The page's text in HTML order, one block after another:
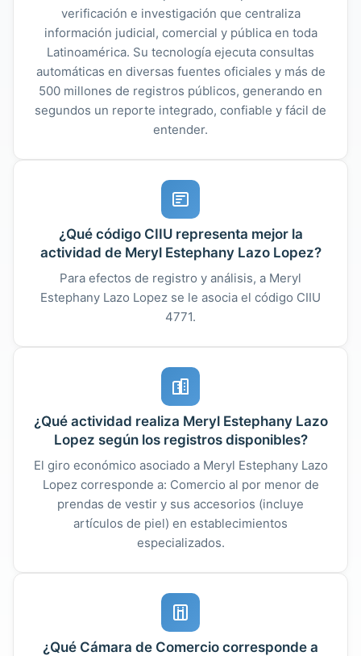
verificación e investigación que centraliza
información judicial, comercial y pública en toda
Latinoamérica. Su tecnología ejecuta consultas
automáticas en diversas fuentes oficiales y más de
500 millones de registros públicos, generando en
segundos un reporte integrado, confiable y fácil de
entender.
¿Qué código CIIU representa mejor la
actividad de Meryl Estephany Lazo Lopez?
Para efectos de registro y análisis, a Meryl
Estephany Lazo Lopez se le asocia el código CIIU
4771.
¿Qué actividad realiza Meryl Estephany Lazo
Lopez según los registros disponibles?
El giro económico asociado a Meryl Estephany Lazo
Lopez corresponde a: Comercio al por menor de
prendas de vestir y sus accesorios (incluye
artículos de piel) en establecimientos
especializados.
¿Qué Cámara de Comercio corresponde a